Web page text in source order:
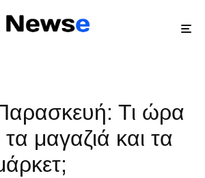
Τι ώρα
μαγαζιά και τα